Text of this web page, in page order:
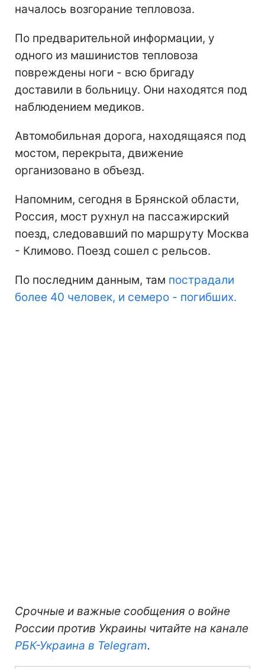
началось возгорание тепловоза.
По предварительной информации, у
одного из машинистов тепловоза
повреждены ноги - всю бригаду
доставили в больницу. Они находятся под
наблюдением медиков.
Автомобильная дорога, находящаяся под
мостом, перекрыта, движение
организовано в объезд.
Напомним, сегодня в Брянской области,
Россия, мост рухнул на пассажирский
поезд, следовавший по маршруту Москва
- Климово. Поезд сошел с рельсов.
По последним данным, там пострадали
более 40 человек, и семеро - погибших.
Срочные и важные сообщения о войне
России против Украины читайте на канале
РБК-Украина в Telegram.